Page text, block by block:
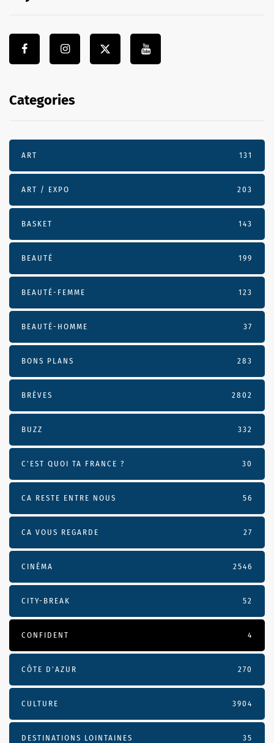
Categories
ART 131
ART / EXPO 203
BASKET 143
BEAUTÉ 199
BEAUTÉ-FEMME 123
BEAUTÉ-HOMME 37
BONS PLANS 283
BRÈVES 2802
BUZZ 332
C'EST QUOI TA FRANCE ? 30
CA RESTE ENTRE NOUS 56
CA VOUS REGARDE 27
CINÉMA 2546
CITY-BREAK 52
CONFIDENT 4
CÔTE D’AZUR 270
CULTURE 3904
DESTINATIONS LOINTAINES 35